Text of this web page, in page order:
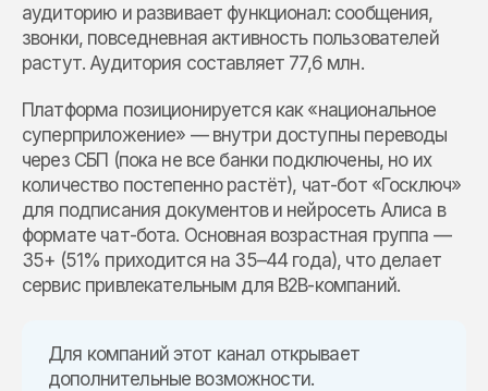
аудиторию и развивает функционал: сообщения,
звонки, повседневная активность пользователей
растут. Аудитория составляет 77,6 млн.
Платформа позиционируется как «национальное
суперприложение» — внутри доступны переводы
через СБП (пока не все банки подключены, но их
количество постепенно растёт), чат-бот «Госключ»
для подписания документов и нейросеть Алиса в
формате чат-бота. Основная возрастная группа —
35+ (51% приходится на 35–44 года), что делает
сервис привлекательным для B2B-компаний.
Для компаний этот канал открывает
дополнительные возможности.